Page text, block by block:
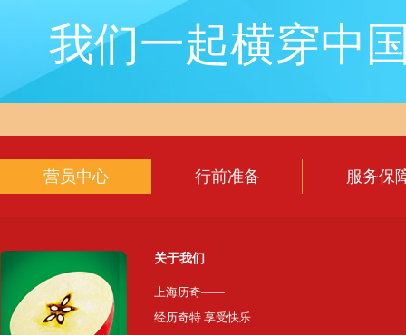
我们一起横穿中
营员中心 行前准备 服务保
关于我们
上海历奇——
经历奇特 享受快乐